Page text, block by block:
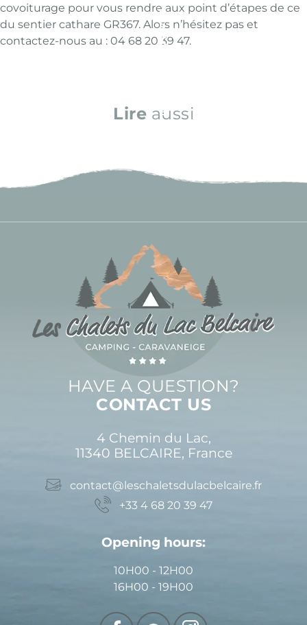
covoiturage pour vous rendre aux point d’étapes de ce
du sentier cathare GR367. Alors n’hésitez pas et
contactez-nous au : 04 68 20 39 47.
Lire aussi
E
I
S
O
!
V
E
N
O
E
HAVE A QUESTION?
CONTACT US
4 Chemin du Lac,
11340 BELCAIRE, France
contact@leschaletsdulacbelcaire.fr
+33 4 68 20 39 47
Opening hours:
10H00 - 12H00
16H00 - 19H00